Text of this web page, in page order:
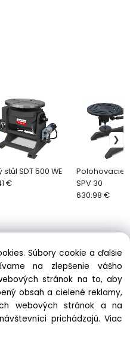
SDT 500 WE
€
Polohovacie
SPV 30
630.98 €
Súbory cookie a ďalšie
na zlepšenie vášho
stránok na to, aby
obsah a cielené reklamy,
webových stránok a na
prichádzajú.Viac